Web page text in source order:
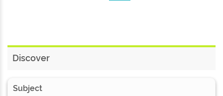
Discover
Subject